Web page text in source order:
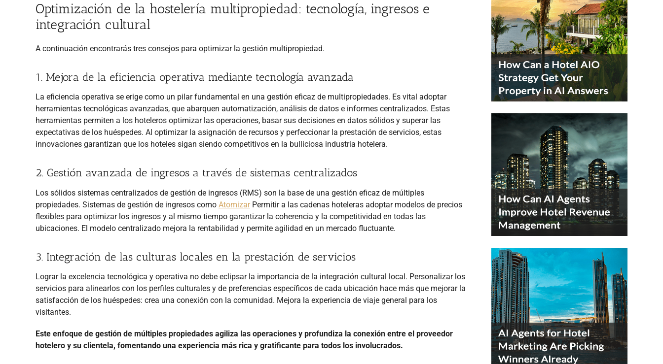
Optimización de la hostelería multipropiedad: tecnología, ingresos e
integración cultural
A continuación encontrarás tres consejos para optimizar la gestión multipropiedad.
1. Mejora de la eficiencia operativa mediante tecnología avanzada
La eficiencia operativa se erige como un pilar fundamental en una gestión eficaz de multipropiedades. Es vital adoptar
herramientas tecnológicas avanzadas, que abarquen automatización, análisis de datos e informes centralizados. Estas
herramientas permiten a los hoteleros optimizar las operaciones, basar sus decisiones en datos sólidos y superar las
expectativas de los huéspedes. Al optimizar la asignación de recursos y perfeccionar la prestación de servicios, estas
innovaciones garantizan que los hoteles sigan siendo competitivos en la bulliciosa industria hotelera.
2. Gestión avanzada de ingresos a través de sistemas centralizados
Los sólidos sistemas centralizados de gestión de ingresos (RMS) son la base de una gestión eficaz de múltiples
propiedades. Sistemas de gestión de ingresos como AtomizarPermitir a las cadenas hoteleras adoptar modelos de precios
flexibles para optimizar los ingresos y al mismo tiempo garantizar la coherencia y la competitividad en todas las
ubicaciones. El modelo centralizado mejora la rentabilidad y permite agilidad en un mercado fluctuante.
3. Integración de las culturas locales en la prestación de servicios
Lograr la excelencia tecnológica y operativa no debe eclipsar la importancia de la integración cultural local. Personalizar los
servicios para alinearlos con los perfiles culturales y de preferencias específicos de cada ubicación hace más que mejorar la
satisfacción de los huéspedes: crea una conexión con la comunidad. Mejora la experiencia de viaje general para los
visitantes.
Este enfoque de gestión de múltiples propiedades agiliza las operaciones y profundiza la conexión entre el proveedor
hotelero y su clientela, fomentando una experiencia más rica y gratificante para todos los involucrados.